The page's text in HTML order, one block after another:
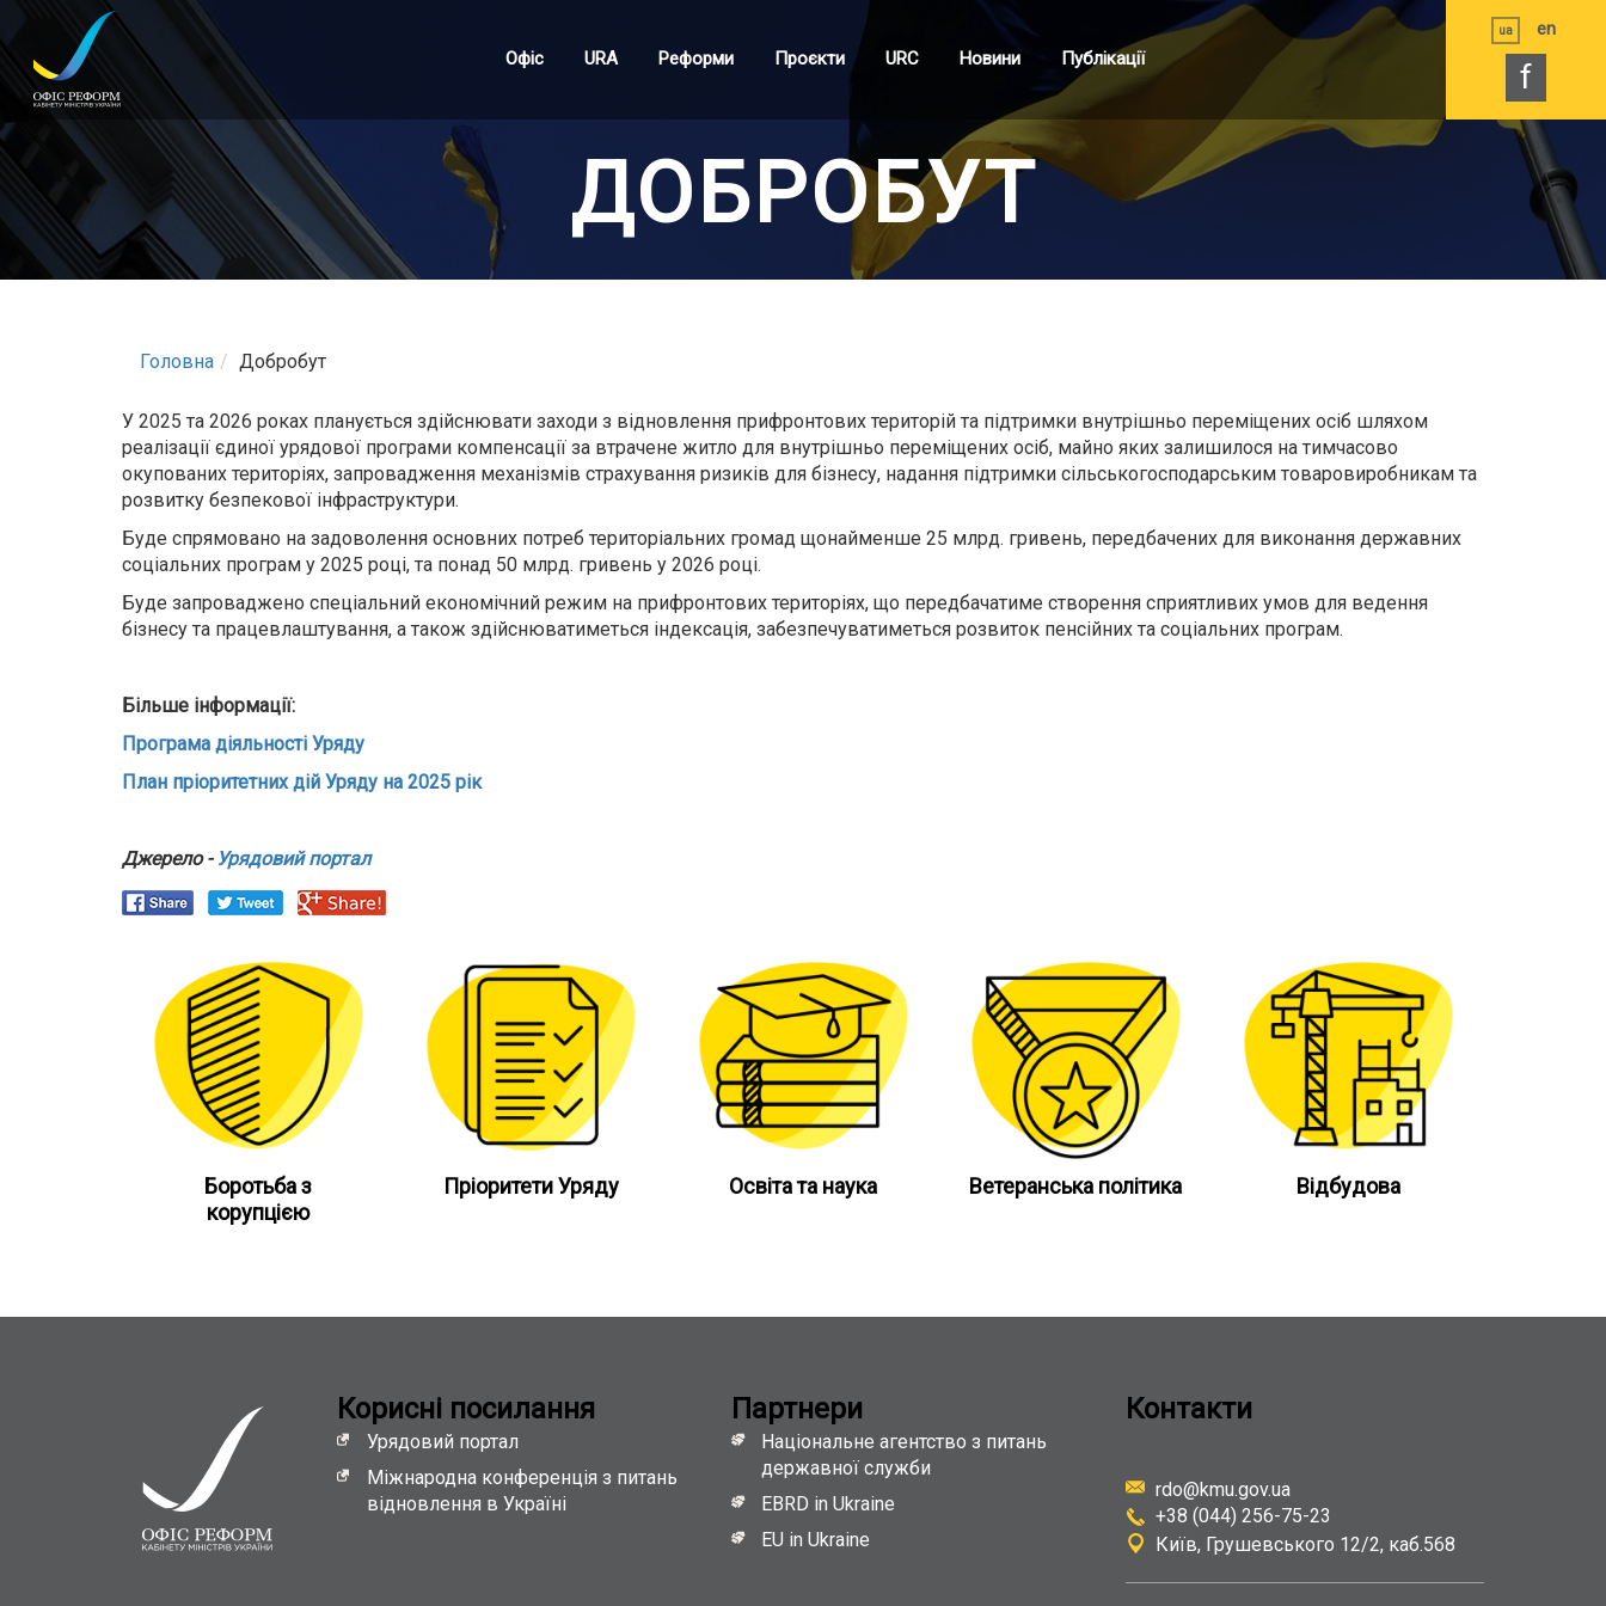
до
основного
матеріалу
ua en
f
Офіс URA Реформи Проєкти URC Новини Публікації
ДОБРОБУТ
Головна Добробут
У 2025 та 2026 роках планується здійснювати заходи з відновлення прифронтових територій та підтримки внутрішньо переміщених осіб шляхом
реалізації єдиної урядової програми компенсації за втрачене житло для внутрішньо переміщених осіб, майно яких залишилося на тимчасово
окупованих територіях, запровадження механізмів страхування ризиків для бізнесу, надання підтримки сільськогосподарським товаровиробникам та
розвитку безпекової інфраструктури.
Буде спрямовано на задоволення основних потреб територіальних громад щонайменше 25 млрд. гривень, передбачених для виконання державних
соціальних програм у 2025 році, та понад 50 млрд. гривень у 2026 році.
Буде запроваджено спеціальний економічний режим на прифронтових територіях, що передбачатиме створення сприятливих умов для ведення
бізнесу та працевлаштування, а також здійснюватиметься індексація, забезпечуватиметься розвиток пенсійних та соціальних програм.
Більше інформації:
Програма діяльності Уряду
План пріоритетних дій Уряду на 2025 рік
Джерело - Урядовий портал
Боротьба з
корупцією
Пріоритети Уряду Освіта та наука Ветеранська політика Відбудова
Кориснi посилання
Урядовий портал
Міжнародна конференція з питань
відновлення в Україні
Партнери
Національне агентство з питань
державної служби
EBRD in Ukraine
EU in Ukraine
Контакти
rdo@kmu.gov.ua
+38 (044) 256-75-23
Київ Грушевського 12/2, каб.568